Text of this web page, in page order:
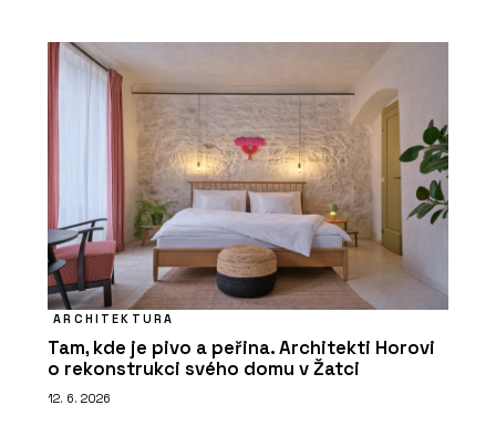
ARCHITEKTURA
Tam, kde je pivo a peřina. Architekti Horovi
o rekonstrukci svého domu v Žatci
12. 6. 2026